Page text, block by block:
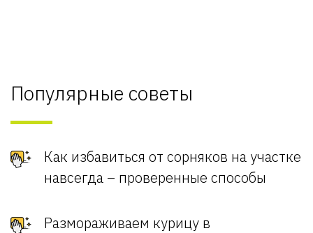
Популярные советы
Как избавиться от сорняков на участке
навсегда – проверенные способы
Размораживаем курицу в